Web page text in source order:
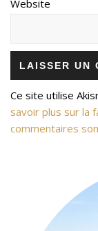
Website
Ce site utilise
savoir plus sur la
commentaires